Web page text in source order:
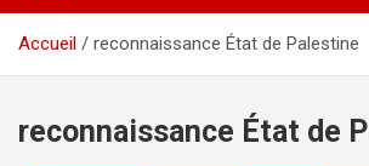
Accueil reconnaissance État de Palestine
reconnaissance État de